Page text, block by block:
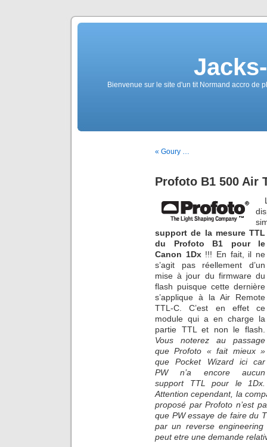
Bienvenue sur le site d'un tit Normand accro de
« Goury …
Profoto B1 500 Air
support de la mesureTTL
du Profoto B1 pour le
Canon 1Dx!!! En fait, il ne
s’agit pas réellement d’un
mise à jour du firmware du
flash puisque cette dernière
s’applique à la Air Remote
TTL-C. C’est en effet ce
module qui a en charge la
partie TTL et non le flash.
Vous noterez au passage
que Profoto « fait mieux »
que Pocket Wizard ici car
PW n’a encore aucun
support TTL pour le 1Dx.
Attention cependant, la
proposé par Profoto n’est
que PW essaye de faire du
par un reverse
peut etre une demande